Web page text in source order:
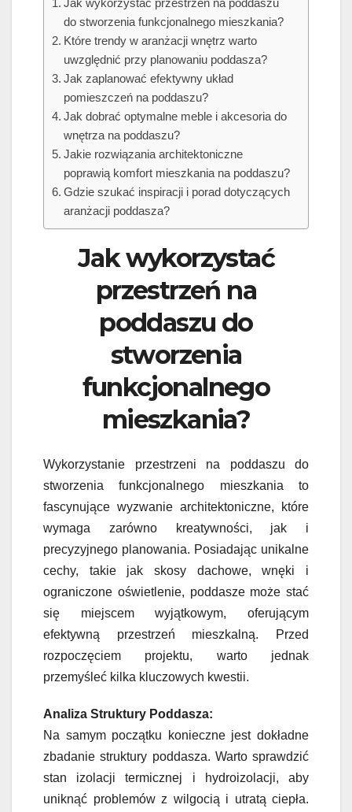
Jak wykorzystać przestrzeń na poddaszu
do stworzenia funkcjonalnego mieszkania?
Które trendy w aranżacji wnętrz warto
uwzględnić przy planowaniu poddasza?
Jak zaplanować efektywny układ
pomieszczeń na poddaszu?
Jak dobrać optymalne meble i akcesoria do
wnętrza na poddaszu?
Jakie rozwiązania architektoniczne
poprawią komfort mieszkania na poddaszu?
Gdzie szukać inspiracji i porad dotyczących
aranżacji poddasza?
Jak wykorzystać
przestrzeń na
poddaszu do
stworzenia
funkcjonalnego
mieszkania?
Wykorzystanie przestrzeni na poddaszu do
stworzenia funkcjonalnego mieszkania to
fascynujące wyzwanie architektoniczne, które
wymaga zarówno kreatywności, jak i
precyzyjnego planowania. Posiadając unikalne
cechy, takie jak skosy dachowe, wnęki i
ograniczone oświetlenie, poddasze może stać
się miejscem wyjątkowym, oferującym
efektywną przestrzeń mieszkalną. Przed
rozpoczęciem projektu, warto jednak
przemyśleć kilka kluczowych kwestii.
Analiza Struktury Poddasza:
Na samym początku konieczne jest dokładne
zbadanie struktury poddasza. Warto sprawdzić
stan izolacji termicznej i hydroizolacji, aby
uniknąć problemów z wilgocią i utratą ciepła.